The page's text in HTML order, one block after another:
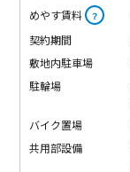
めやす賃料 ？
契約期間
敷地内駐車場
駐輪場
バイク置場
共用部設備